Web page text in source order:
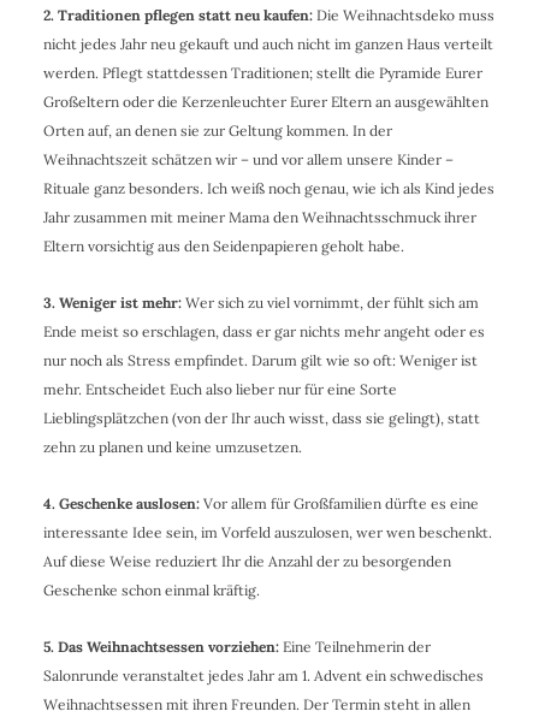
2. Traditionen pflegen statt neu kaufen:Die Weihnachtsdeko muss
nicht jedes Jahr neu gekauft und auch nicht im ganzen Haus verteilt
werden. Pflegt stattdessen Traditionen; stellt die Pyramide Eurer
Großeltern oder die Kerzenleuchter Eurer Eltern an ausgewählten
Orten auf, an denen sie zur Geltung kommen. In der
Weihnachtszeit schätzen wir – und vor allem unsere Kinder –
Rituale ganz besonders. Ich weiß noch genau, wie ich als Kind jedes
Jahr zusammen mit meiner Mama den Weihnachtsschmuck ihrer
Eltern vorsichtig aus den Seidenpapieren geholt habe.
3. Weniger ist mehr:Wer sich zu viel vornimmt, der fühlt sich am
Ende meist so erschlagen, dass er gar nichts mehr angeht oder es
nur noch als Stress empfindet. Darum gilt wie so oft: Weniger ist
mehr. Entscheidet Euch also lieber nur für eine Sorte
Lieblingsplätzchen (von der Ihr auch wisst, dass sie gelingt), statt
zehn zu planen und keine umzusetzen.
4. Geschenke auslosen: Vor allem für Großfamilien dürfte es eine
interessante Idee sein, im Vorfeld auszulosen, wer wen beschenkt.
Auf diese Weise reduziert Ihr die Anzahl der zu besorgenden
Geschenke schon einmal kräftig.
5. Das Weihnachtsessen vorziehen:Eine Teilnehmerin der
Salonrunde veranstaltet jedes Jahr am 1. Advent ein schwedisches
Weihnachtsessen mit ihren Freunden. Der Termin steht in allen